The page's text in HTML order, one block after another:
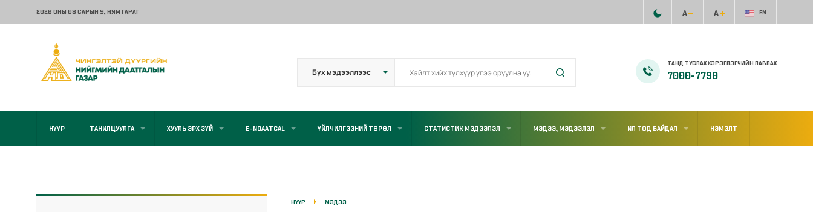
2026 ОНЫ 08 САРЫН 9, НЯМ ГАРАГ EN
ТАНД ТУСЛАХ ХЭРЭГЛЭГЧИЙН ЛАВЛАХ
7000-7790
НҮҮР ТАНИЛЦУУЛГА ХУУЛЬ ЭРХ ЗҮЙ E-NDAATGAL ҮЙЛЧИЛГЭЭНИЙ ТӨРӨЛ СТАТИСТИК МЭДЭЭЛЭЛ МЭДЭЭ, МЭДЭЭЛЭЛ ИЛ ТОД БАЙДАЛ НЭМЭЛТ
НҮҮР МЭДЭЭ